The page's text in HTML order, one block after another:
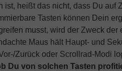
ist, heißt das nicht, dass Du auf
Tasten können Dein
musst, wird der Zweck der
Maus hält Haupt- und
Zurück oder Scrollrad-Modi
Du von solchen Tasten